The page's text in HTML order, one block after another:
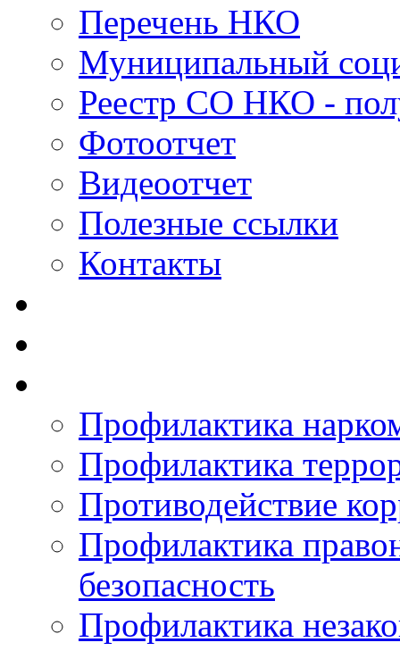
Перечень НКО
Муниципальный
Реестр СО НКО -
Фотоотчет
Видеоотчет
Полезные ссылки
Контакты
Профилактика
Профилактика
Противодействие
Профилактика
безопасность
Профилактика